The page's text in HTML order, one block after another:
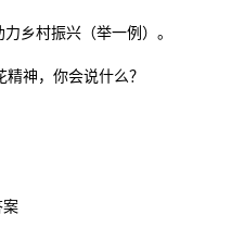
力乡村振兴（举一例）。
精神，你会说什么？
案